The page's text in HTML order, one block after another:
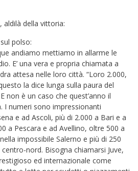
della vittoria:
polso:
andiamo mettiamo in allarme le
E’ una vera e propria chiamata a
attesa nelle loro città. “Loro 2.000,
la dice lunga sulla paura del
non è un caso che quest’anno il
I numeri sono impressionanti
e ad Ascoli, più di 2.000 a Bari e a
a Pescara e ad Avellino, oltre 500 a
impossibile Salerno e più di 250
nord. Bisogna chiamarsi Juve,
ed internazionale come